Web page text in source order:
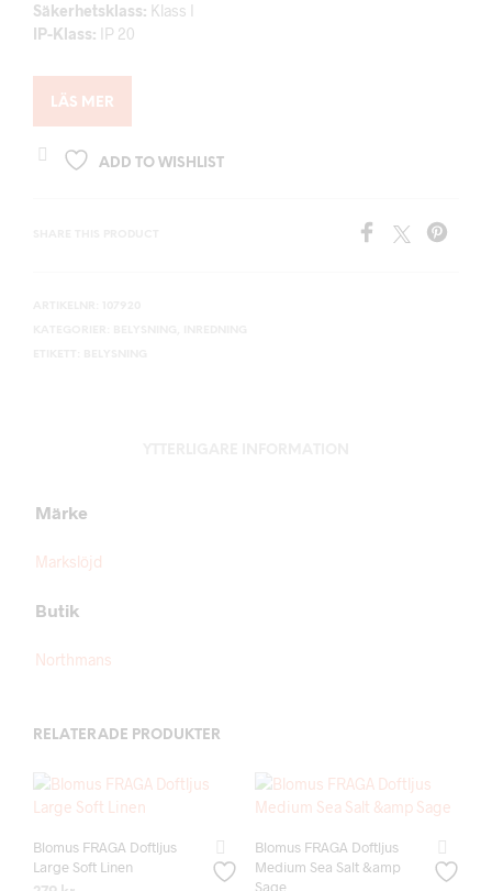
Säkerhetsklass: Klass I
IP-Klass: IP 20
LÄS MER
ADD TO WISHLIST
Märke
Markslöjd
Butik
Northmans
RELATERADE PRODUKTER
Blomus FRAGA Doftljus
Large Soft Linen
Blomus FRAGA Doftljus
Medium Sea Salt &amp
Sage